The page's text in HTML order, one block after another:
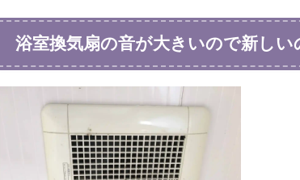
浴室換気扇の音が大きいので新しい